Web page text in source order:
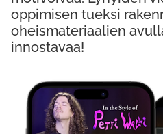
oppimisen tueksi
oheismateriaalien
innostavaa!